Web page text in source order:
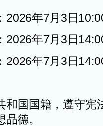
2026年7月3日
2026年7月3日
2026年7月3日
和国国籍，遵守
德。